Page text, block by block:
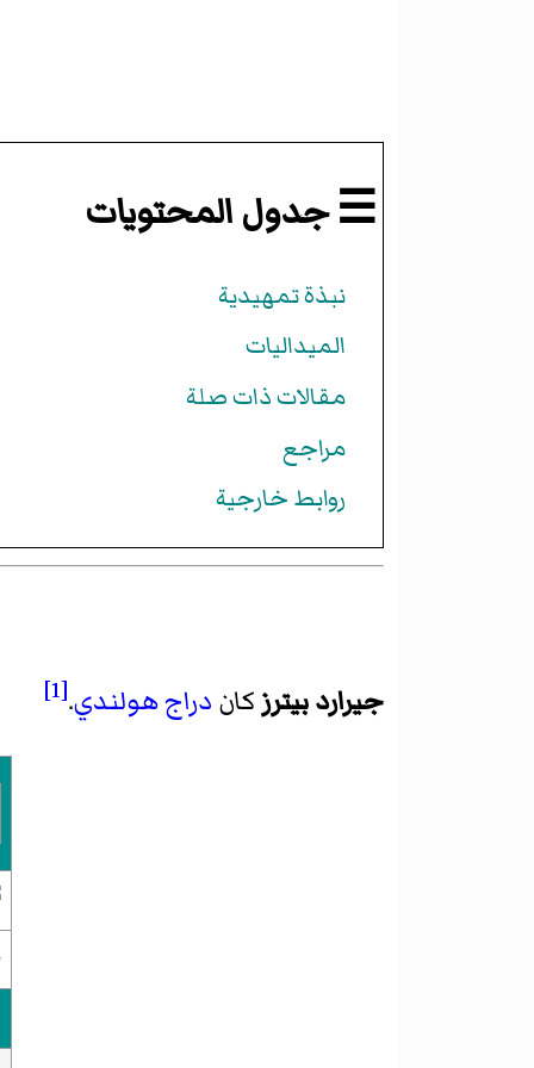
☰ جدول المحتويات
نبذة تمهيدية
الميداليات
مقالات ذات صلة
مراجع
روابط خارجية
جيرارد بيترزكان دراجهولندي.
[1]